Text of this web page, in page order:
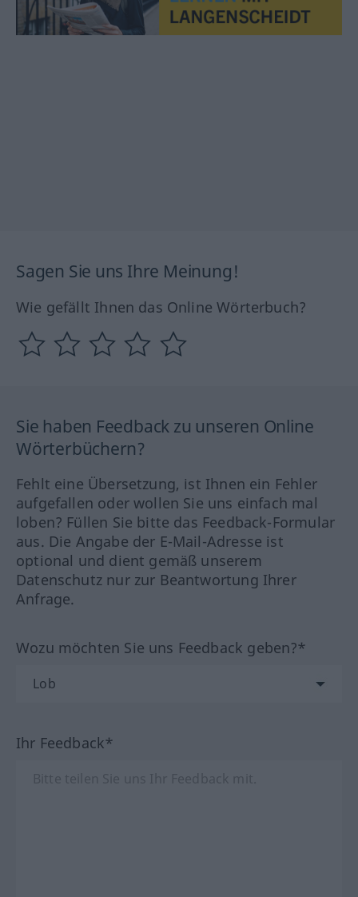
Sagen Sie uns Ihre Meinung!
Wie gefällt Ihnen das Online Wörterbuch?
Sie haben Feedback zu unseren Online
Wörterbüchern?
Fehlt eine Übersetzung, ist Ihnen ein Fehler
aufgefallen oder wollen Sie uns einfach mal
loben? Füllen Sie bitte das Feedback-Formular
aus. Die Angabe der E-Mail-Adresse ist
optional und dient gemäß unserem
Datenschutz nur zur Beantwortung Ihrer
Anfrage.
Wozu möchten Sie uns Feedback geben?*
Ihr Feedback*